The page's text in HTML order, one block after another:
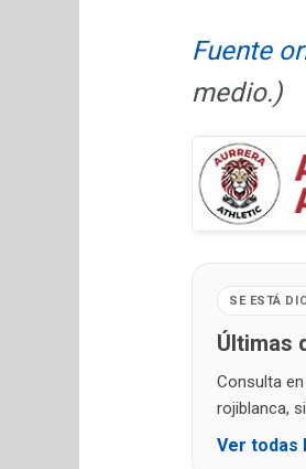
Fuente
medio.)
SE ESTÁ
Últimas
Consulta
rojiblanca,
Ver todas